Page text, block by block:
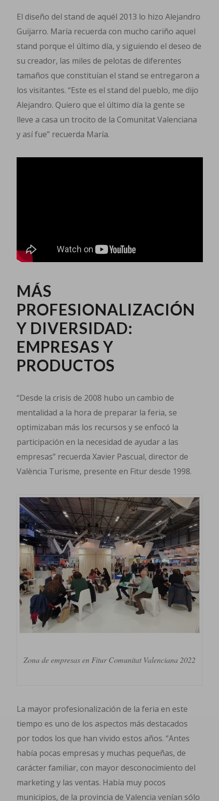
El diseño del stand de aquél 2013 lo hizo Alejandro
Guijarro. María recuerda con mucho cariño aquel
stand porque el último día, y siguiendo el deseo de
su creador, las miles de pelotas de diferentes
tamaños que constituían el stand se entregaron a
los visitantes. “Este es el stand del pueblo, me dijo
Alejandro. Quiero que el último día la gente se
lleve a casa un trocito de la Comunitat Valenciana
y así fue” recuerda María.
MÁS
PROFESIONALIZACIÓN
Y DIVERSIDAD:
EMPRESAS Y
PRODUCTOS
“Desde la crisis de 2008 hubo un cambio de
mentalidad a la hora de preparar la feria, se
optimizaban más los recursos y se enfocó la
participación en la necesidad de ayudar a las
empresas” recuerda Xavier Pascual, director de
València Turisme, presente en Fitur desde 1998.
Zona de empresas en Fitur Comunitat Valenciana 2022
La mayor profesionalización de la feria en este
tiempo es uno de los aspectos más destacados
por todos los que han vivido estos años. “Antes
había pocas empresas y muchas pequeñas, de
carácter familiar, con mayor desconocimiento del
marketing y las ventas. Había muy pocos
municipios, de la provincia de Valencia venían sólo